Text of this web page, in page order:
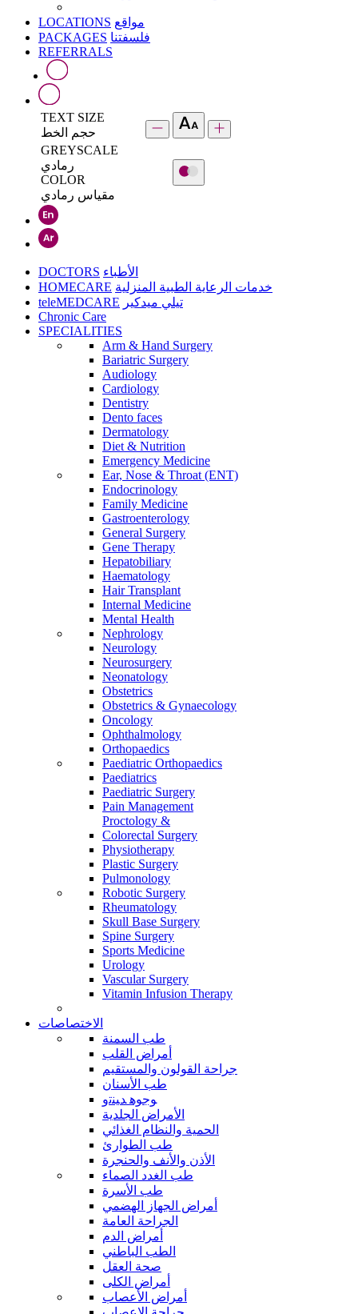
LOCATIONS مواقع
PACKAGES فلسفتنا
REFERRALS
TEXT SIZE
حجم الخط
GREYSCALE
رمادي
COLOR
مقياس رمادي
DOCTORS الأطباء
HOMECARE خدمات الرعاية الطبية المنزلية
teleMEDCARE تيلي ميدكير
Chronic Care
SPECIALITIES
Arm & Hand Surgery
Bariatric Surgery
Audiology
Cardiology
Dentistry
Dento faces
Dermatology
Diet & Nutrition
Emergency Medicine
Ear, Nose & Throat (ENT)
Endocrinology
Family Medicine
Gastroenterology
General Surgery
Gene Therapy
Hepatobiliary
Haematology
Hair Transplant
Internal Medicine
Mental Health
Nephrology
Neurology
Neurosurgery
Neonatology
Obstetrics
Obstetrics & Gynaecology
Oncology
Ophthalmology
Orthopaedics
Paediatric Orthopaedics
Paediatrics
Paediatric Surgery
Pain Management
Proctology &
Colorectal Surgery
Physiotherapy
Plastic Surgery
Pulmonology
Robotic Surgery
Rheumatology
Skull Base Surgery
Spine Surgery
Sports Medicine
Urology
Vascular Surgery
Vitamin Infusion Therapy
الاختصاصات
طب السمنة
أمراض القلب
جراحة القولون والمستقيم
طب الأسنان
ﻮﺟﻮﻫ ﺪﻴﻨﺗﻭ
الأمراض الجلدية
الحمية والنظام الغذائي
طب الطوارئ
الأذن والأنف والحنجرة
طب الغدد الصماء
طب الأسرة
أمراض الجهاز الهضمي
الجراحة العامة
أمراض الدم
الطب الباطني
صحة العقل
أمراض الكلى
أمراض الأعصاب